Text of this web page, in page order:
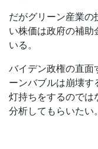
だがグリーン産業の
い株価は政府の補助
いる。
バイデン政権の直面
ーンバブルは崩壊す
灯持ちをするのでは
分析してもらいたい。